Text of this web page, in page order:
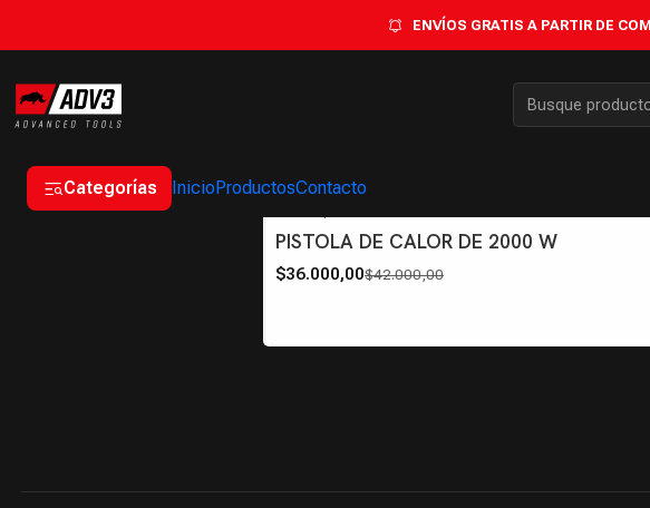
Categorías InicioProductosContacto
ENVÍOS GRATIS A PARTIR DEInicio
-14% OFF
PISTOLA DE CALOR DE 2000 W
$36.000,00$42.000,00